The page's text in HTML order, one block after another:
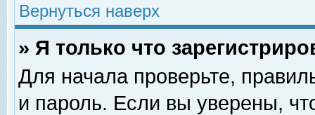
Вернуться наверх
» Я только что
Для начала проверьте,
и пароль. Если вы уверены,